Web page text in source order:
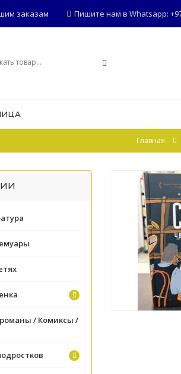
заказам Пишите нам в Whatsapp:
Главная
/ Комиксы /